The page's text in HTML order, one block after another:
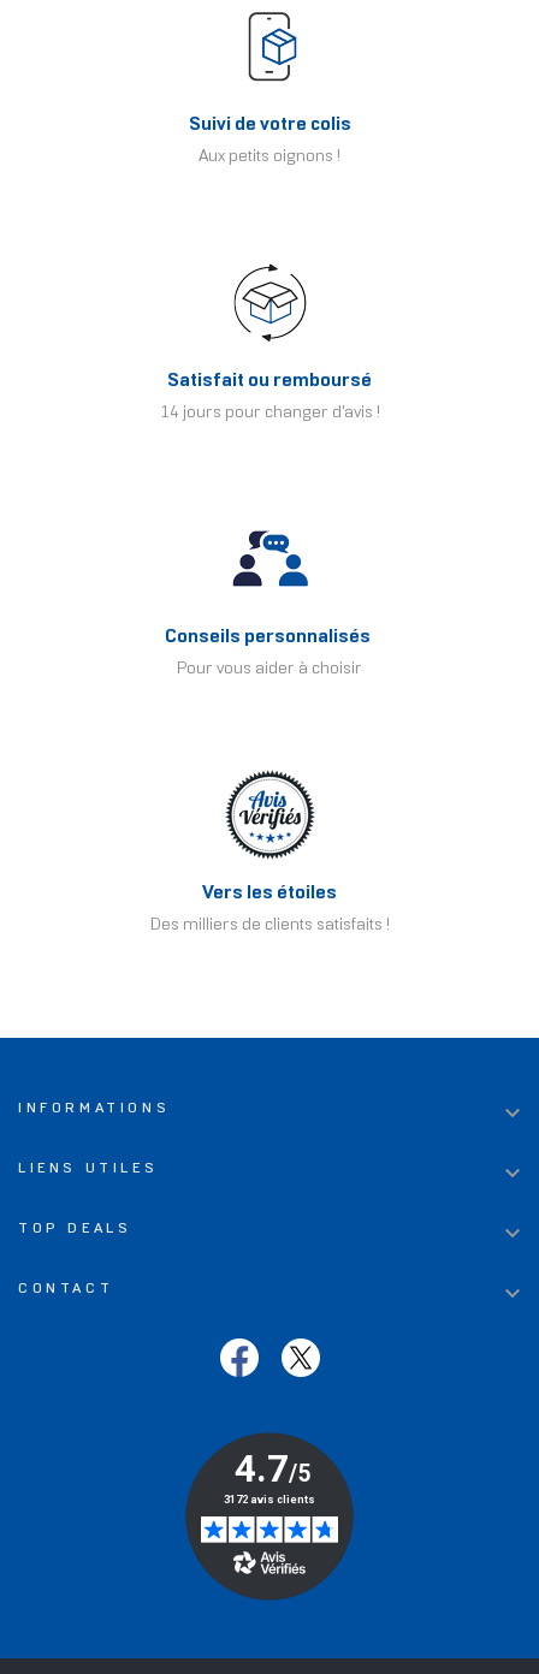
Suivi de votre colis
Aux petits oignons !
Satisfait ou remboursé
14 jours pour changer d'avis !
Conseils personnalisés
Pour vous aider à choisir
Vers les étoiles
Des milliers de clients satisfaits !
INFORMATIONS 
LIENS UTILES 
TOP DEALS 
CONTACT 